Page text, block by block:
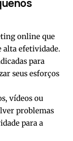
online que
alta efetividade.
para
seus esforços
vídeos ou
problemas
para a